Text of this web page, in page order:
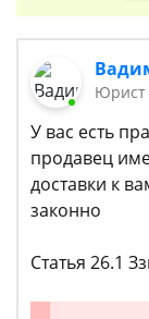
Юрист
У вас есть
продавец
доставки к
законно
Статья 26.1